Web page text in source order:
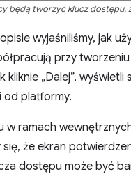
będą tworzyć klucz dostępu,
wyjaśniliśmy, jak
przy
kliknie „Dalej”, wyświetli
od platformy.
w ramach
się, że ekran
dostępu może być